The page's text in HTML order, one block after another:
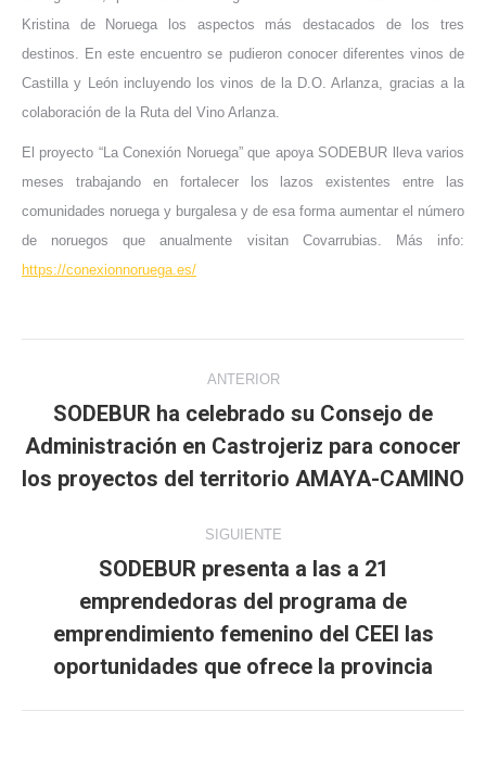
Kristina de Noruega los aspectos más destacados de los tres
destinos. En este encuentro se pudieron conocer diferentes vinos de
Castilla y León incluyendo los vinos de la D.O. Arlanza, gracias a la
colaboración de la Ruta del Vino Arlanza.
El proyecto “La Conexión Noruega” que apoya SODEBUR lleva varios
meses trabajando en fortalecer los lazos existentes entre las
comunidades noruega y burgalesa y de esa forma aumentar el número
de noruegos que anualmente visitan Covarrubias. Más info:
https://conexionnoruega.es/
entre
publicaciones
ANTERIOR
Publicación
anterior:
SODEBUR ha celebrado su Consejo de
Administración en Castrojeriz para conocer
los proyectos del territorio AMAYA-CAMINO
SIGUIENTE
Publicación
siguiente:
SODEBUR presenta a las a 21
emprendedoras del programa de
emprendimiento femenino del CEEI las
oportunidades que ofrece la provincia